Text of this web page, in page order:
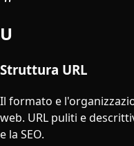
U
Struttura URL
Il formato e
web. URL puliti e
e la SEO.